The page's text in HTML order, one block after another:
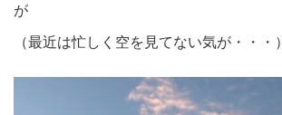
が
（最近は忙しく空を見てない気が・・・）